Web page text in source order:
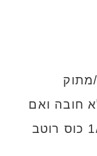
חובה ואם
מוותרים אז שמים עוד 1/4 כוס רוטב